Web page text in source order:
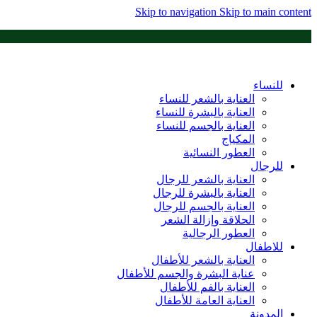
Skip to navigation Skip to main content
للنساء
العناية بالشعر للنساء
العناية بالبشرة للنساء
العناية بالجسم للنساء
المكياج
العطور النسائية
للرجال
العناية بالشعر للرجال
العناية بالبشرة للرجال
العناية بالجسم للرجال
الحلاقة وإزالة الشعر
العطور الرجالية
للاطفال
العناية بالشعر للأطفال
عناية البشرة والجسم للأطفال
العناية بالفم للأطفال
العناية العامة للأطفال
المدونة